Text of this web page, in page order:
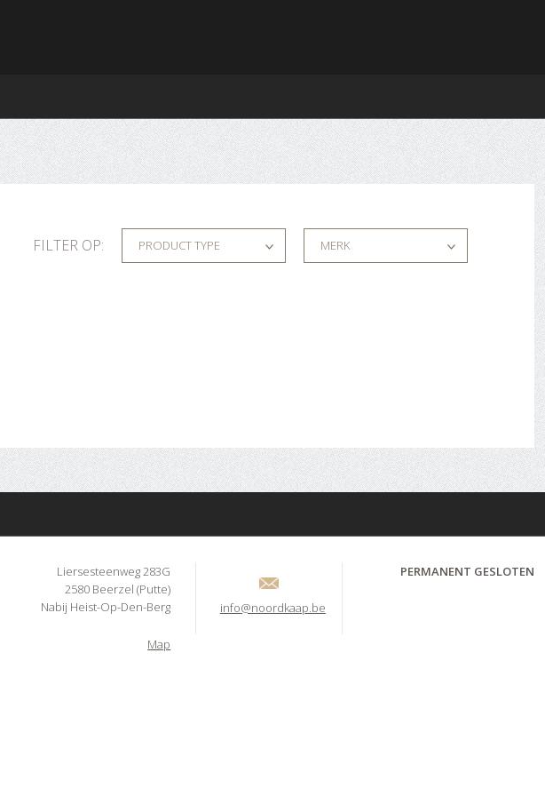
FILTER OP: PRODUCT TYPE MERK
PERMANENT GESLOTEN
info@noordkaap.be
Liersesteenweg 283G
2580 Beerzel (Putte)
Nabij Heist-Op-Den-Berg
Map